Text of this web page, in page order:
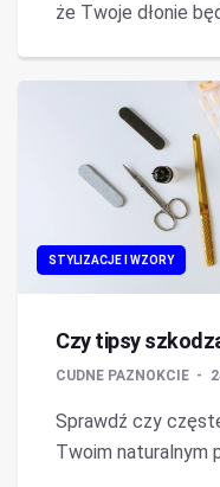
że Twoje dłonie
STYLIZACJE I WZORY
Czy tipsy
CUDNE PAZNOKCIE
Sprawdź czy
Twoim naturalnym